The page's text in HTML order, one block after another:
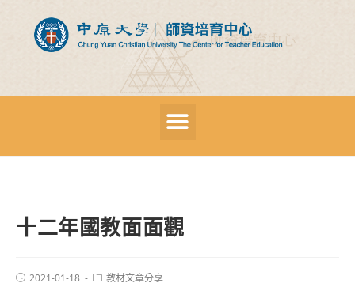
十二年國教面面觀
2021-01-18 教材文章分享